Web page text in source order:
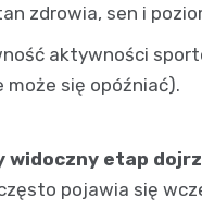
zdrowia, sen i
aktywności
może się opóźniać).
widoczny etap
pojawia się